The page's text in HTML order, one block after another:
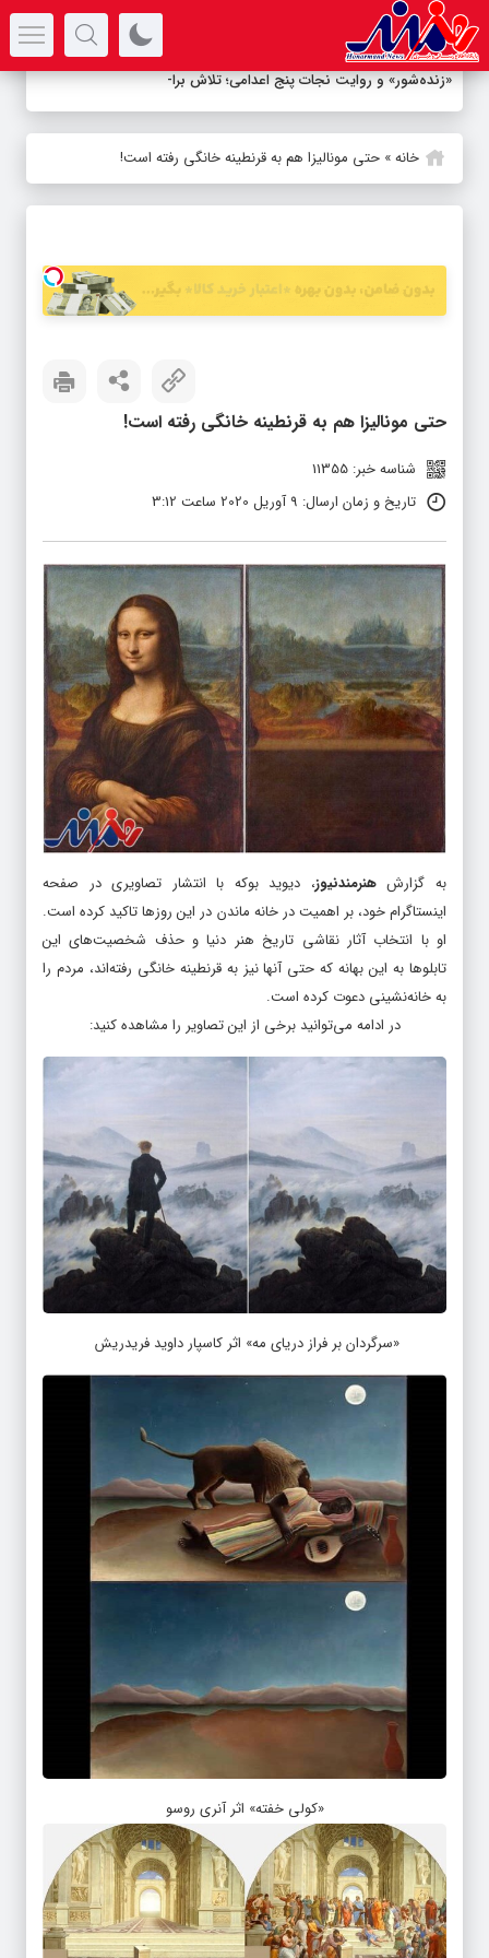
«زنده‌شور» و روایت نجات پنج اعدامی؛ تلاش برای بخشش در آخری-
خانه» حتی مونالیزا هم به قرنطینه خانگی رفته است!
حتی مونالیزا هم به قرنطینه خانگی رفته است!
شناسه خبر: 11355
تاریخ و زمان ارسال: 9 آوریل 2020 ساعت 3:12
به گزارشهنرمندنیوز، دیوید بوکه با انتشار تصاویری در صفحه
اینستاگرام خود، بر اهمیت در خانه ماندن در این روزها تاکید کرده است.
او با انتخاب آثار نقاشی تاریخ هنر دنیا و حذف شخصیت‌های این
تابلوها به این بهانه که حتی آنها نیز به قرنطینه خانگی رفته‌اند، مردم را
به خانه‌نشینی دعوت کرده است.
در ادامه می‌توانید برخی از این تصاویر را مشاهده کنید:
«سرگردان بر فراز دریای مه» اثر کاسپار داوید فریدریش
«کولی خفته» اثر آنری روسو